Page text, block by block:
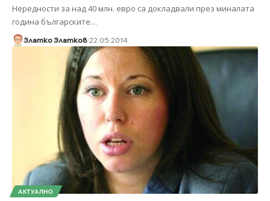
Нередности за над 40 млн. евро са докладвали през миналата
година българските…
Златко Златков 22.05.2014
АКТУАЛНО